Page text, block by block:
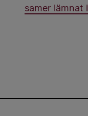
samer lämnat